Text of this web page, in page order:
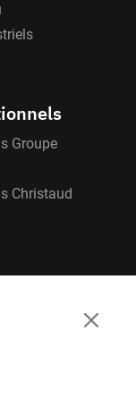
Groupe
Christaud
Close